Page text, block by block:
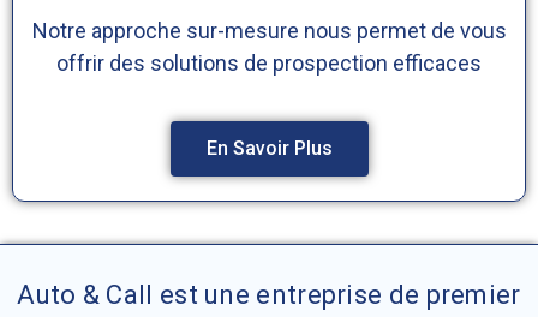
Notre approche sur-mesure nous permet de vous
offrir des solutions de prospection efficaces
En Savoir Plus
Auto & Call est une entreprise de premier